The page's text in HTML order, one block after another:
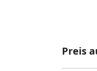
Preis